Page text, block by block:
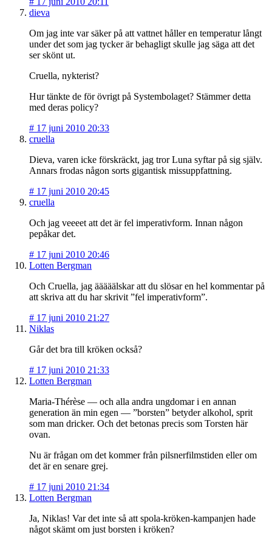
dieva
Om jag inte var säker på att vattnet håller en temperatur långt
under det som jag tycker är behagligt skulle jag säga att det
ser skönt ut.
Cruella, nykterist?
Hur tänkte de för övrigt på Systembolaget? Stämmer detta
med deras policy?
# 17 juni 2010 20:33
cruella
Dieva, varen icke förskräckt, jag tror Luna syftar på sig själv.
Annars frodas någon sorts gigantisk missuppfattning.
# 17 juni 2010 20:45
cruella
Och jag veeeet att det är fel imperativform. Innan någon
pepåkar det.
# 17 juni 2010 20:46
Lotten Bergman
Och Cruella, jag ääääälskar att du slösar en hel kommentar på
att skriva att du har skrivit ”fel imperativform”.
# 17 juni 2010 21:27
Niklas
Går det bra till kröken också?
# 17 juni 2010 21:33
Lotten Bergman
Maria-Thérèse — och alla andra ungdomar i en annan
generation än min egen — ”borsten” betyder alkohol, sprit
som man dricker. Och det betonas precis som Torsten här
ovan.
Nu är frågan om det kommer från pilsnerfilmstiden eller om
det är en senare grej.
# 17 juni 2010 21:34
Lotten Bergman
Ja, Niklas! Var det inte så att spola-kröken-kampanjen hade
något skämt om just borsten i kröken?